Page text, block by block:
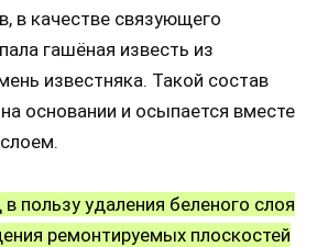
в качестве связующего
гашёная известь из
известняка. Такой состав
основании и осыпается вместе
пользу удаления беленого слоя
ремонтируемых плоскостей